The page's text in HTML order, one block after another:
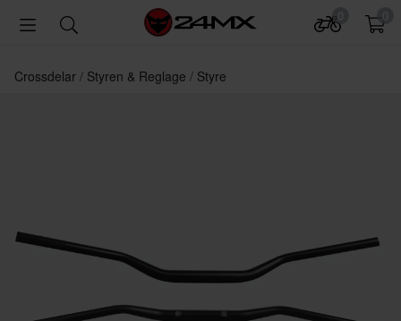
Crossdelar Styren & Reglage Styre